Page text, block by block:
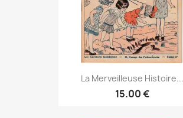
La Merveilleuse Histoire...
15.00 €